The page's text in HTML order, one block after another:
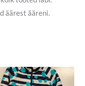
äärest ääreni.